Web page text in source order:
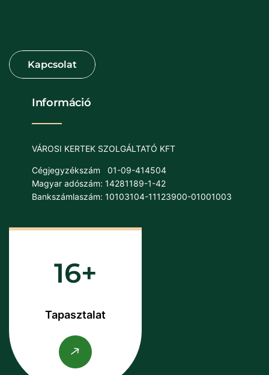
Információ
VÁROSI KERTEK SZOLGÁLTATÓ KFT
Cégjegyzékszám
01-09-414504
Magyar adószám: 14281189-1-42
Bankszámlaszám: 10103104-11123900-01001003
16
Tapasztalat